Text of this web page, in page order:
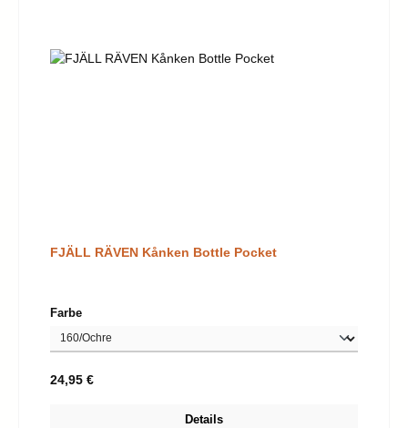
FJÄLL RÄVEN Kånken Bottle Pocket
Farbeauswählen
Regulärer Preis:
24,95 €
Details